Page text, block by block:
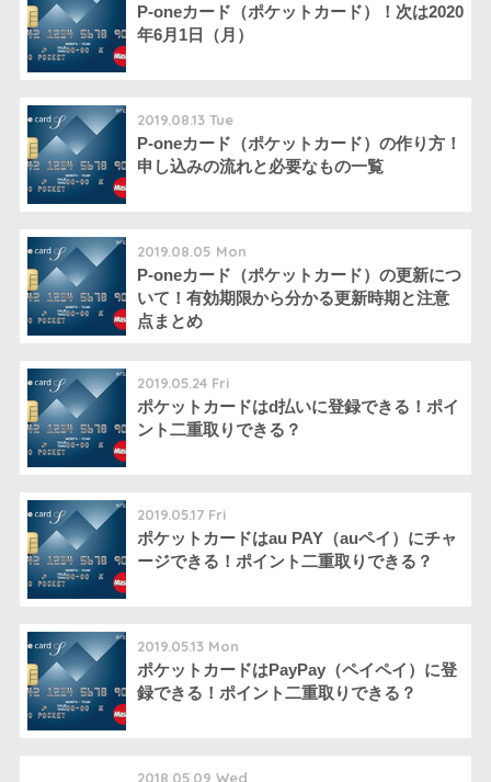
P-oneカード（ポケットカード）！次は2020
年6月1日（月）
2019.08.13 Tue
P-oneカード（ポケットカード）の作り方！
申し込みの流れと必要なもの一覧
2019.08.05 Mon
P-oneカード（ポケットカード）の更新につ
いて！有効期限から分かる更新時期と注意
点まとめ
2019.05.24 Fri
ポケットカードはd払いに登録できる！ポイ
ント二重取りできる？
2019.05.17 Fri
ポケットカードはau PAY（auペイ）にチャ
ージできる！ポイント二重取りできる？
2019.05.13 Mon
ポケットカードはPayPay（ペイペイ）に登
録できる！ポイント二重取りできる？
2018.05.09 Wed